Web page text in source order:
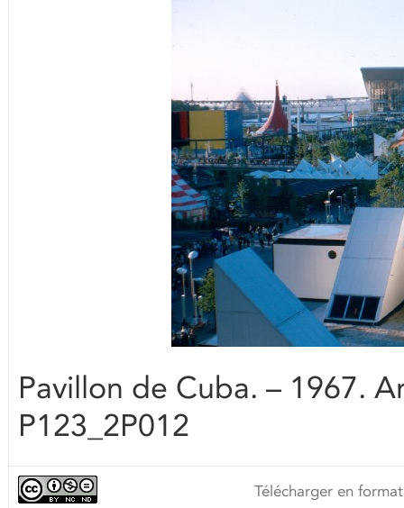
Pavillon de Cuba. – 1967.
P123_2P012
Télécharger en